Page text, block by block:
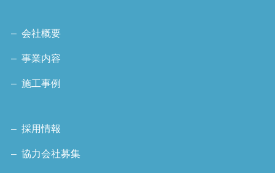
– 会社概要
– 事業内容
– 施工事例
– 採用情報
– 協力会社募集